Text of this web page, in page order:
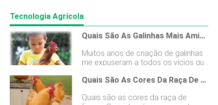
Tecnologia Agrícola
Quais São As Galinhas Mais Amigáveis?
Muitos anos de criação de galinhas
me expuseram a todos os vícios que
essas aves domésticas exibem sob
certas circunstâncias. Foi quando
galinhas com o mesmo
Quais São As Cores Da Raça De Frango Orpington?
Quais são as cores da raça de